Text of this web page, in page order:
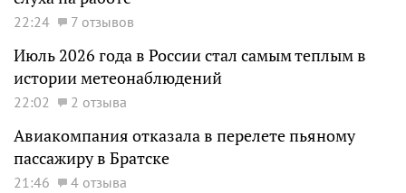
22:24 7 отзывов
Июль 2026 года в России стал самым теплым в
истории метеонаблюдений
22:02 2 отзыва
Авиакомпания отказала в перелете пьяному
пассажиру в Братске
21:46
4 отзыва